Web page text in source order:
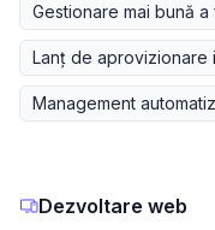
Gestionare mai bună
Lanț de aprovizionare
Management
Dezvoltare web